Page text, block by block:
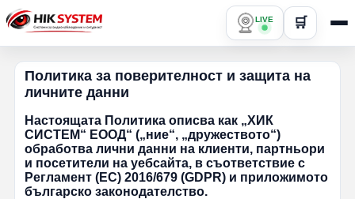
LIVE 🛒
Политика за поверителност и защита на
личните данни
Настоящата Политика описва как „ХИК
СИСТЕМ“ ЕООД“ („ние“, „дружеството“)
обработва лични данни на клиенти, партньори
и посетители на уебсайта, в съответствие с
Регламент (ЕС) 2016/679 (GDPR) и приложимото
българско законодателство.